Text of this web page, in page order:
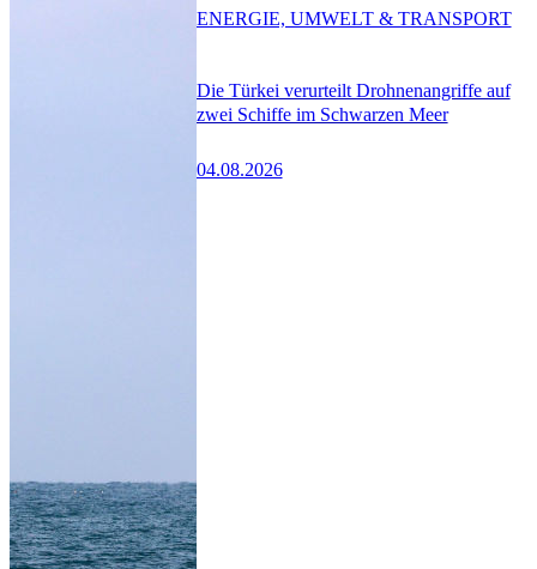
Die Türkei verurteilt Drohnenangriffe auf
zwei Schiffe im Schwarzen Meer
04.08.2026
ENERGIE, UMWELT & TRANSPORT